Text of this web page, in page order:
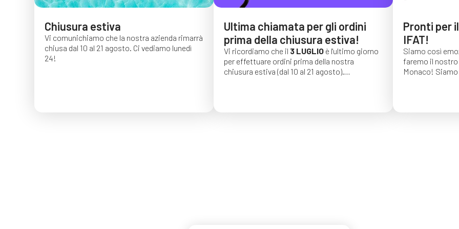
Chiusura estiva
Vi comunichiamo che la nostra azienda rimarrà
chiusa dal 10 al 21 agosto. Ci vediamo lunedì
24!
Ultima chiamata per gli ordini
prima della chiusura estiva!
Vi ricordiamo che il 3 LUGLIO è l'ultimo giorno
per effettuare ordini prima della nostra
chiusura estiva (dal 10 al 21 agosto).
Pronti per
IFAT!
Siamo così
faremo il
Monaco!